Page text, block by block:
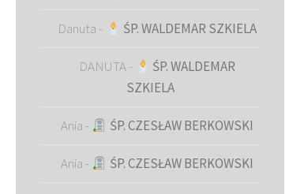
Danuta - ŚP. WALDEMAR SZKIELA
DANUTA-
ŚP. WALDEMAR
SZKIELA
Ania - ŚP. CZESŁAW BERKOWSKI
Ania - ŚP. CZESŁAW BERKOWSKI